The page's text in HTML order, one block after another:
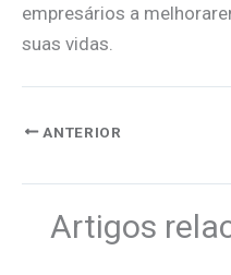
empresários a
suas vidas.
ANTERIOR
Artigos